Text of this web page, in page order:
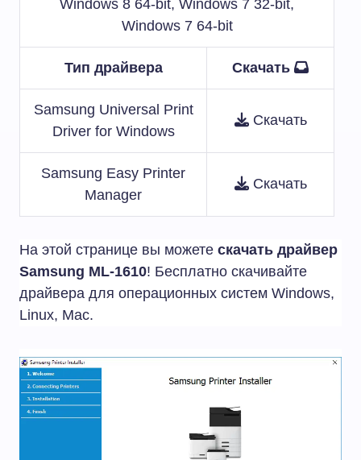
Windows 8 64-bit, Windows 7 32-bit,
Windows 7 64-bit
Тип драйвера Скачать
Samsung Universal Print
Driver for Windows
Скачать
Samsung Easy Printer
Manager
Скачать
На этой странице вы можете скачать драйвер
Samsung ML-1610! Бесплатно скачивайте
драйвера для операционных систем Windows,
Linux, Mac.